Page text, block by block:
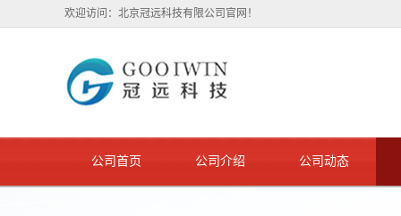
欢迎访问：北京冠远科技有限公司官网！
公司首页 公司介绍 公司动态